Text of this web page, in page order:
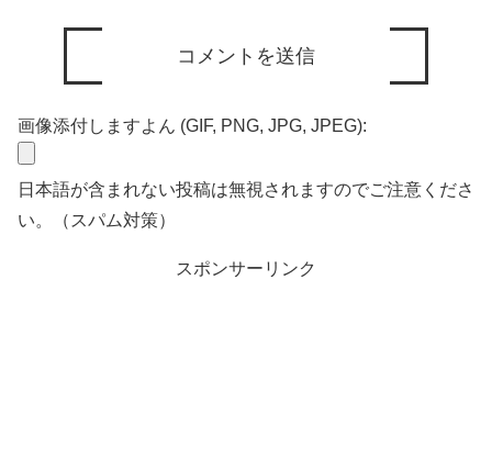
画像添付しますよん (GIF, PNG, JPG, JPEG):
日本語が含まれない投稿は無視されますのでご注意くださ
い。（スパム対策）
スポンサーリンク